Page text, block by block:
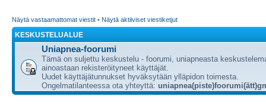
Näytä vastaamattomat viestit • Näytä aktiiviset viestiketjut
KESKUSTELUALUE
Uniapnea-foorumi
Tämä on suljettu keskustelu - foorumi, uniapneasta
ainoastaan rekisteröityneet käyttäjät.
Uudet käyttäjätunnukset hyväksytään ylläpidon toimesta.
Ongelmatilanteessa ota yhteyttä: